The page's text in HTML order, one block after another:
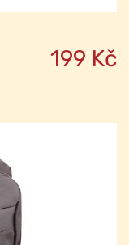
199 Kč